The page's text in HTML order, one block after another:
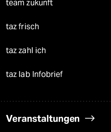
team zukunft
taz frisch
taz zahl ich
taz lab Infobrief
Veranstaltungen